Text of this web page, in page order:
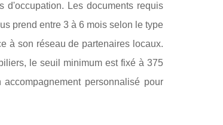
d'occupation. Les documents requis
prend entre 3 à 6 mois selon le type
à son réseau de partenaires locaux.
le seuil minimum est fixé à 375
personnalisé pour